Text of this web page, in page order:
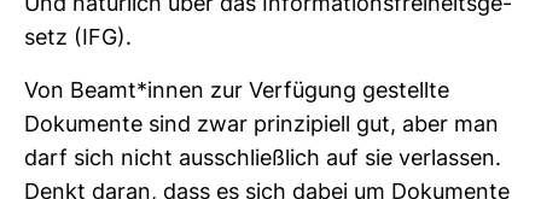
Und natür­lich über das Infor­ma­ti­ons­frei­heits­ge­
setz (IFG).
Von Beamt*innen zur Ver­fü­gung gestellte
Doku­mente sind zwar prin­zi­piell gut, aber man
darf sich nicht aus­schließ­lich auf sie ver­lassen.
Denkt daran, dass es sich dabei um Doku­mente